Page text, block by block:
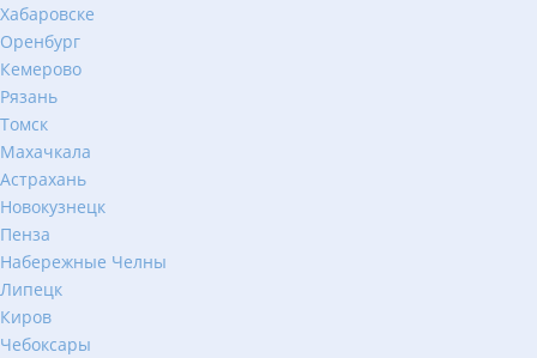
Хабаровске
Оренбург
Кемерово
Рязань
Томск
Махачкала
Астрахань
Новокузнецк
Пенза
Набережные Челны
Липецк
Киров
Чебоксары